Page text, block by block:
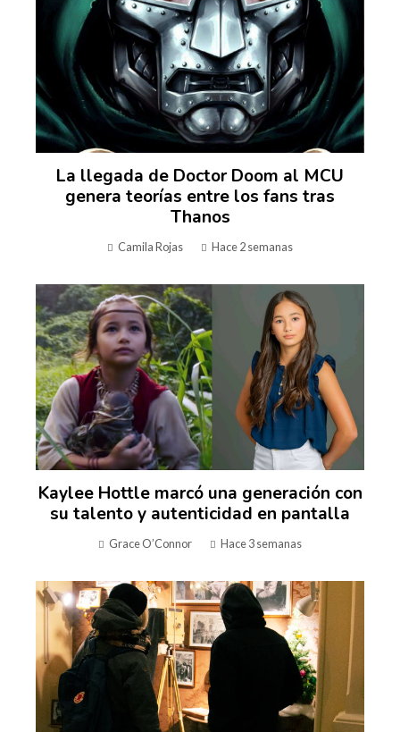
La llegada de Doctor Doom al MCU
genera teorías entre los fans tras
Thanos
Camila Rojas Hace 2 semanas
Kaylee Hottle marcó una generación con
su talento y autenticidad en pantalla
Grace O’Connor Hace 3 semanas